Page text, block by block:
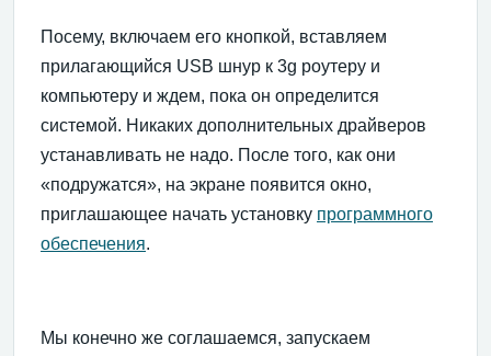
Посему, включаем его кнопкой, вставляем
прилагающийся USB шнур к 3g роутеру и
компьютеру и ждем, пока он определится
системой. Никаких дополнительных драйверов
устанавливать не надо. После того, как они
«подружатся», на экране появится окно,
приглашающее начать установку программного
обеспечения.
Мы конечно же соглашаемся, запускаем